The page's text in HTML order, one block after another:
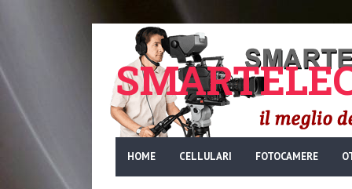
HOME CELLULARI FOTOCAMERE